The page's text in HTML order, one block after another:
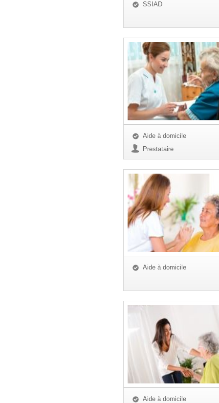
SSIAD
Aide à domicile
Prestataire
Aide à domicile
Aide à domicile